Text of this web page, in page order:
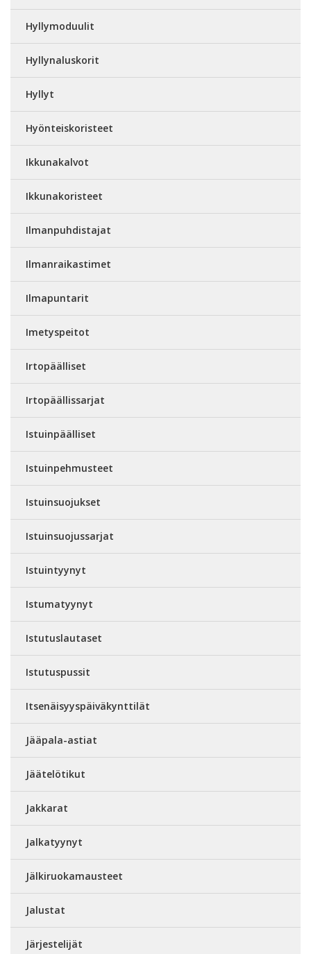
Hyllymoduulit
Hyllynaluskorit
Hyllyt
Hyönteiskoristeet
Ikkunakalvot
Ikkunakoristeet
Ilmanpuhdistajat
Ilmanraikastimet
Ilmapuntarit
Imetyspeitot
Irtopäälliset
Irtopäällissarjat
Istuinpäälliset
Istuinpehmusteet
Istuinsuojukset
Istuinsuojussarjat
Istuintyynyt
Istumatyynyt
Istutuslautaset
Istutuspussit
Itsenäisyyspäiväkynttilät
Jääpala-astiat
Jäätelötikut
Jakkarat
Jalkatyynyt
Jälkiruokamausteet
Jalustat
Järjestelijät